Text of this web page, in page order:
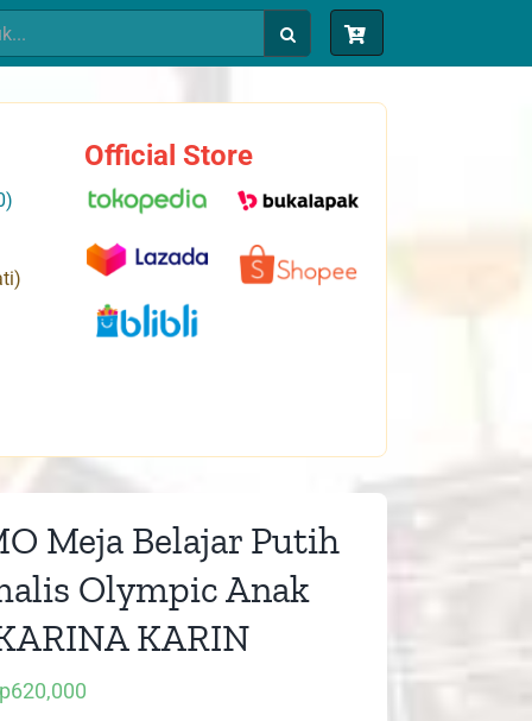
Official Store
Meja Belajar Putih
Olympic Anak
KARIN
620,000